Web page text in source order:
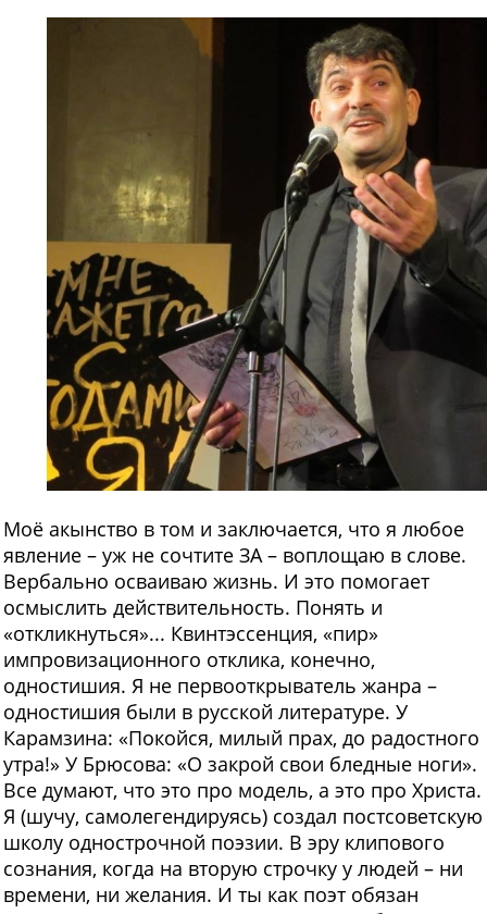
Моё акынство в том и заключается, что я любое
явление – уж не сочтите ЗА – воплощаю в слове.
Вербально осваиваю жизнь. И это помогает
осмыслить действительность. Понять и
«откликнуться»... Квинтэссенция, «пир»
импровизационного отклика, конечно,
одностишия. Я не первооткрыватель жанра –
одностишия были в русской литературе. У
Карамзина: «Покойся, милый прах, до радостного
утра!» У Брюсова: «О закрой свои бледные ноги».
Все думают, что это про модель, а это про Христа.
Я (шучу, самолегендируясь) создал постсоветскую
школу однострочной поэзии. В эру клипового
сознания, когда на вторую строчку у людей – ни
времени, ни желания. И ты как поэт обязан